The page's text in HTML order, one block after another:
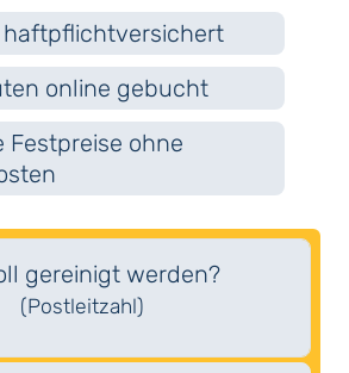
haftpflichtversichert
online gebucht
Festpreise ohne
gereinigt werden?
(Postleitzahl)